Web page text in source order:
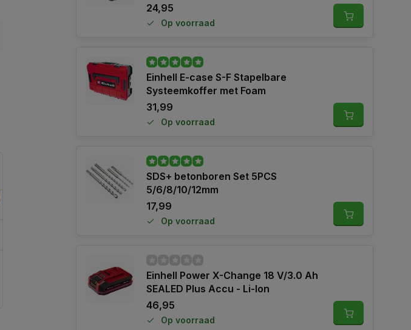
24,95
Op voorraad
Einhell E-case S-F Stapelbare
Systeemkoffer met Foam
31,99
Op voorraad
SDS+ betonboren Set 5PCS
5/6/8/10/12mm
17,99
Op voorraad
Einhell Power X-Change 18 V/3.0 Ah
SEALED Plus Accu - Li-Ion
46,95
Op voorraad